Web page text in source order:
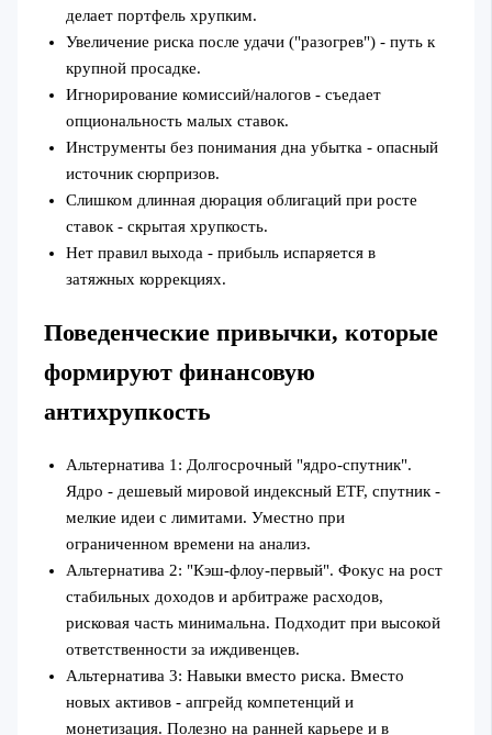
делает портфель хрупким.
Увеличение риска после удачи ("разогрев") - путь к
крупной просадке.
Игнорирование комиссий/налогов - съедает
опциональность малых ставок.
Инструменты без понимания дна убытка - опасный
источник сюрпризов.
Слишком длинная дюрация облигаций при росте
ставок - скрытая хрупкость.
Нет правил выхода - прибыль испаряется в
затяжных коррекциях.
Поведенческие привычки, которые
формируют финансовую
антихрупкость
Альтернатива 1: Долгосрочный "ядро‑спутник".
Ядро - дешевый мировой индексный ETF, спутник -
мелкие идеи с лимитами. Уместно при
ограниченном времени на анализ.
Альтернатива 2: "Кэш‑флоу‑первый". Фокус на рост
стабильных доходов и арбитраже расходов,
рисковая часть минимальна. Подходит при высокой
ответственности за иждивенцев.
Альтернатива 3: Навыки вместо риска. Вместо
новых активов - апгрейд компетенций и
монетизация. Полезно на ранней карьере и в